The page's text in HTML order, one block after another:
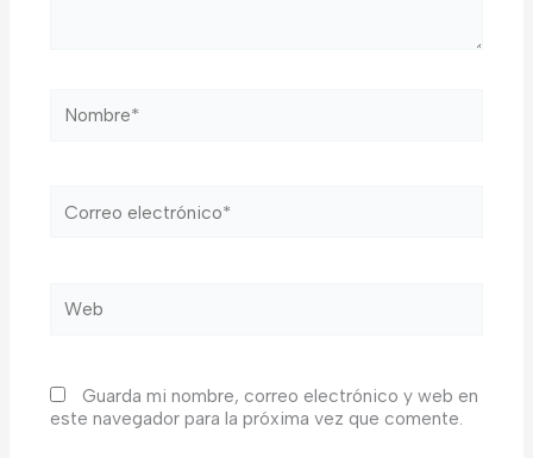
electrónico*
Guarda mi nombre, correo electrónico y web en
este navegador para la próxima vez que comente.